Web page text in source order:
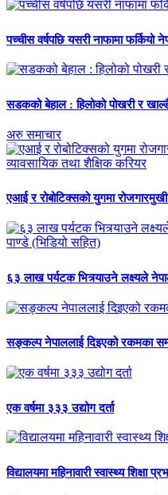
पच्चीस वर्षपछि यसरी नाफामा फर्कियो
सडकको बेहाल : हिलोको पोखरी र
अरु समाचार
एआई र रोबोटिक्सको युगमा
६३ लाख पर्यटक भित्र्याउने लक्ष्यले
सङ्कल्प नेपाललाई दिइएको रकमका
एक वर्षमा ३३३ उद्योग दर्ता
विद्यालयमा महिनावारी स्वास्थ्य शिक्षा